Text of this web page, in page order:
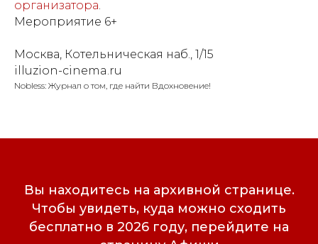
организатора.
Мероприятие 6+
Москва, Котельническая наб., 1/15
illuzion-cinema.ru
Nobless: Журнал о том, где найти Вдохновение!
Вы находитесь на архивной странице.
Чтобы увидеть, куда можно сходить
бесплатно в 2026 году, перейдите на